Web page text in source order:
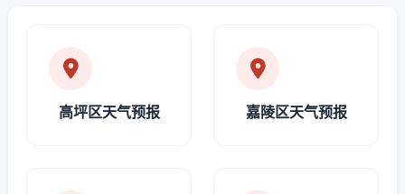
高坪区天气预报 嘉陵区天气预报